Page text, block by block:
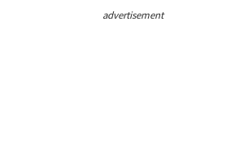
advertisement